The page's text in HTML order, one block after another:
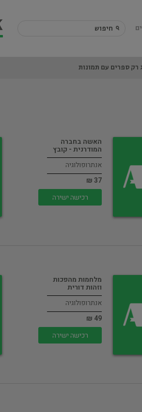
רק ספרים עם תמונות
האשה בחברה
המודרנית - קובץ
אנתרופולוגיה
37 ₪
רכישה ישירה
מלחמות מהפכות
וזהות דורית
אנתרופולוגיה
49 ₪
רכישה ישירה